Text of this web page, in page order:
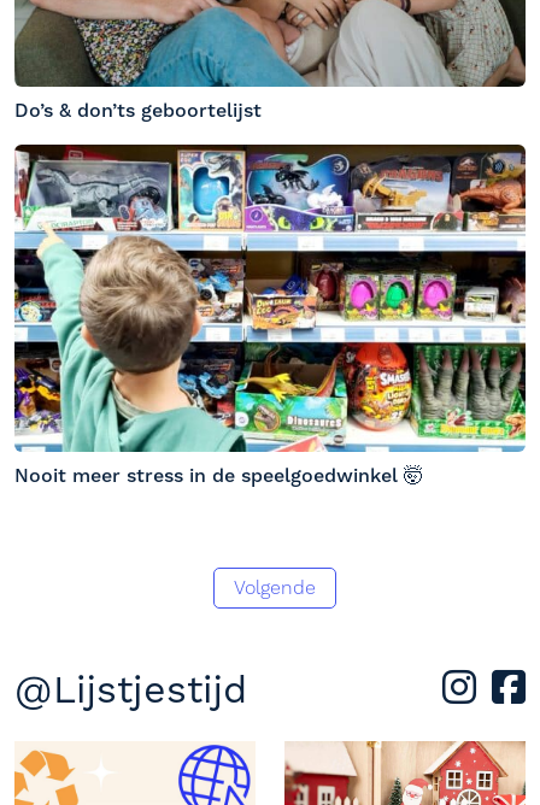
Do’s & don’ts geboortelijst
Nooit meer stress in de speelgoedwinkel 🤯
Volgende
@Lijstjestijd